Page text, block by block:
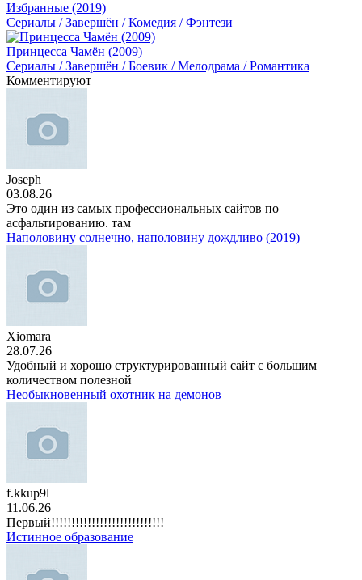
Избранные (2019)
Сериалы / Завершён / Комедия / Фэнтези
Принцесса Чамён (2009)
Сериалы / Завершён / Боевик / Мелодрама / Романтика
Комментируют
Joseph
03.08.26
Это один из самых профессиональных сайтов по
асфальтированию. там
Наполовину солнечно, наполовину дождливо (2019)
Xiomara
28.07.26
Удобный и хорошо структурированный сайт с большим
количеством полезной
Необыкновенный охотник на демонов
f.kkup9l
11.06.26
Первый!!!!!!!!!!!!!!!!!!!!!!!!!!!!
Истинное образование